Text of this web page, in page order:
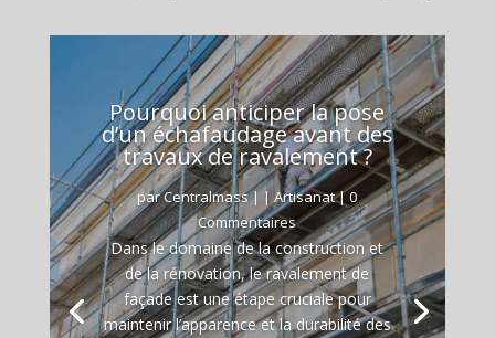
Pourquoi anticiper la pose
d’un échafaudage avant des
travaux de ravalement ?
parCentralmass| |Artisanat| 0
Commentaires
Dans le domaine de la construction et
de la rénovation, le ravalement de
façade est une étape cruciale pour
maintenir l’apparence et la durabilité des